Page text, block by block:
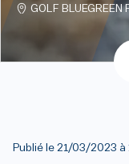
GOLF BLUEGREEN
Publié le 21/03/2023 à